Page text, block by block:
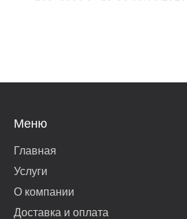
Меню
Главная
Услуги
О компании
Доставка и оплата